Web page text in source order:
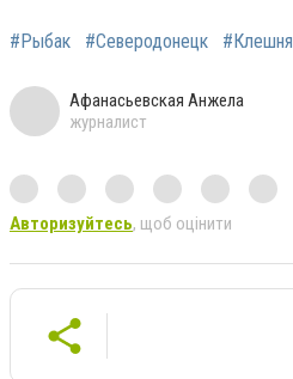
#Рыбак #Северодонецк #Клешня
Афанасьевская Анжела
журналист
Авторизуйтесь, щоб оцінити